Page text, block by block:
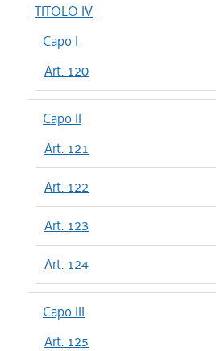
TITOLO IV
Capo I
Art. 120
Capo II
Art. 121
Art. 122
Art. 123
Art. 124
Capo III
Art. 125